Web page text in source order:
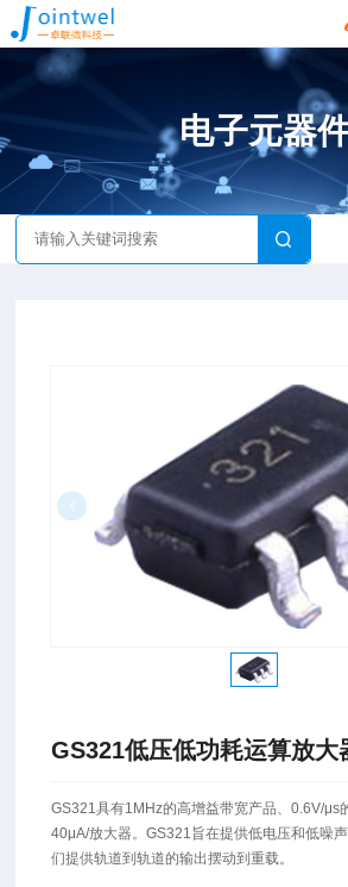
电子元器
GS321低压低功耗运算放大
GS321具有1MHz的高增益带宽产品、0.6V/μs
40μA/放大器。GS321旨在提供低电压和低噪
们提供轨道到轨道的输出摆动到重载。